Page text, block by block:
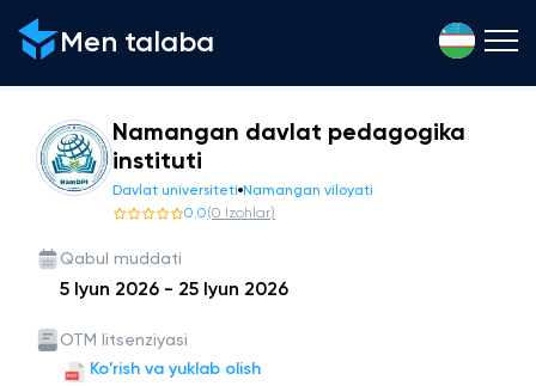
Men talaba
Namangan davlat pedagogika
instituti
Davlat universiteti Namangan viloyati
0.0(0 Izohlar)
Qabul muddati
5 Iyun 2026 - 25 Iyun 2026
OTM litsenziyasi
Ko'rish va yuklab olish